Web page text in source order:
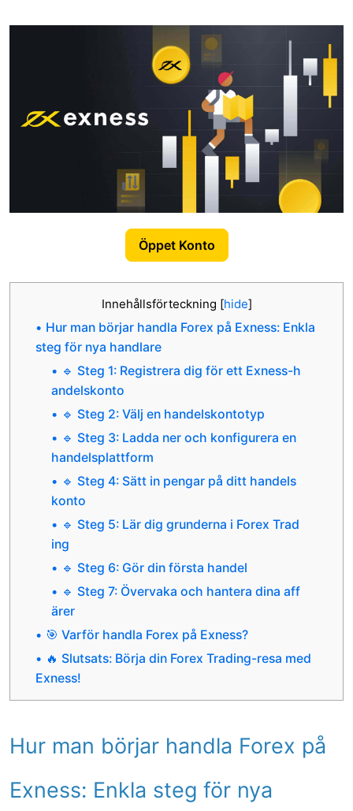
Öppet Konto
Innehållsförteckning [hide]
Hur man börjar handla Forex på Exness: Enkla
steg för nya handlare
🔹 Steg 1: Registrera dig för ett Exness-h
andelskonto
🔹 Steg 2: Välj en handelskontotyp
🔹 Steg 3: Ladda ner och konfigurera en
handelsplattform
🔹 Steg 4: Sätt in pengar på ditt handels
konto
🔹 Steg 5: Lär dig grunderna i Forex Trad
ing
🔹 Steg 6: Gör din första handel
🔹 Steg 7: Övervaka och hantera dina aff
ärer
🎯 Varför handla Forex på Exness?
🔥 Slutsats: Börja din Forex Trading-resa med
Exness!
Hur man börjar handla Forex på
Exness: Enkla steg för nya